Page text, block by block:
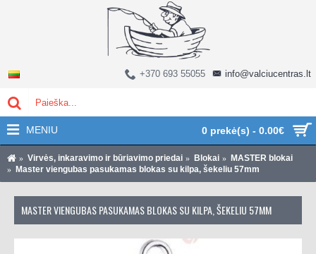
0 prekė(s) - 0.00€
+370 693 55055 info@valciucentras.lt
MENIU
Virvės, inkaravimo ir būriavimo priedai Blokai
MASTER blokai
Master viengubas pasukamas blokas su kilpa, šekeliu 57mm
MASTER VIENGUBAS PASUKAMAS BLOKAS SU KILPA, ŠEKELIU 57MM